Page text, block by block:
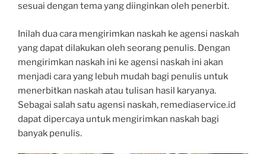
sesuai dengan tema yang diinginkan oleh penerbit.
Inilah dua cara mengirimkan naskah ke agensi naskah
yang dapat dilakukan oleh seorang penulis. Dengan
mengirimkan naskah ini ke agensi naskah ini akan
menjadi cara yang lebuh mudah bagi penulis untuk
menerbitkan naskah atau tulisan hasil karyanya.
Sebagai salah satu agensi naskah, remediaservice.id
dapat dipercaya untuk mengirimkan naskah bagi
banyak penulis.